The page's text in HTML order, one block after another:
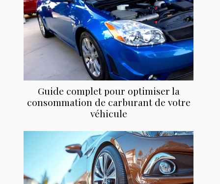
Guide complet pour optimiser la
consommation de carburant de votre
véhicule